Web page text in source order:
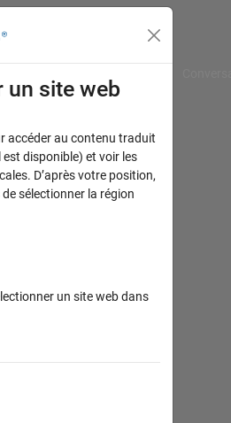
un site web
accéder au contenu traduit
disponible) et voir les
D’après votre position,
sélectionner la région
un site web dans